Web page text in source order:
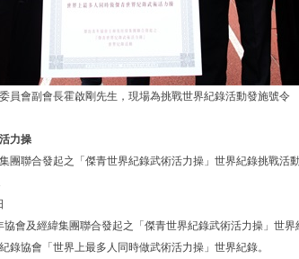
員會副會長霍啟剛先生，現場為挑戰世界紀錄活動發施號令
活力操
聯合發起之「傑青世界紀錄武術活力操」世界紀錄挑戰活
協會及經緯集團聯合發起之「傑青世界紀錄武術活力操」世
錄協會「世界上最多人同時做武術活力操」世界紀錄。